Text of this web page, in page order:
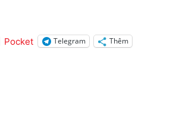
Pocket Telegram Thêm